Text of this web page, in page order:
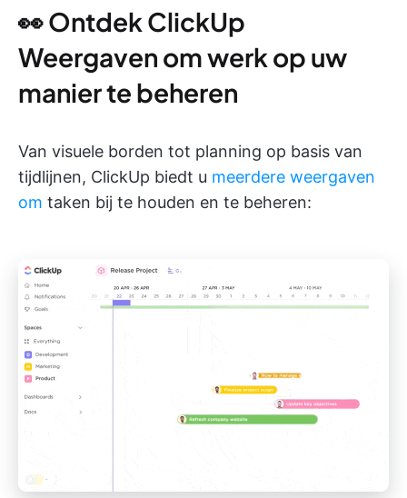
👀 Ontdek ClickUp
Weergaven om werk op uw
manier te beheren
Van visuele borden tot planning op basis van
tijdlijnen, ClickUp biedt u meerdere weergaven
om taken bij te houden en te beheren: